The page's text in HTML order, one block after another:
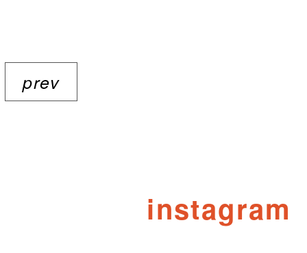
prev
instagram